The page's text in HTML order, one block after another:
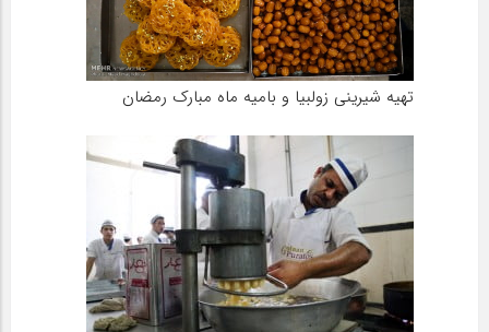
تهیه شیرینی زولبیا و بامیه ماه مبارک رمضان